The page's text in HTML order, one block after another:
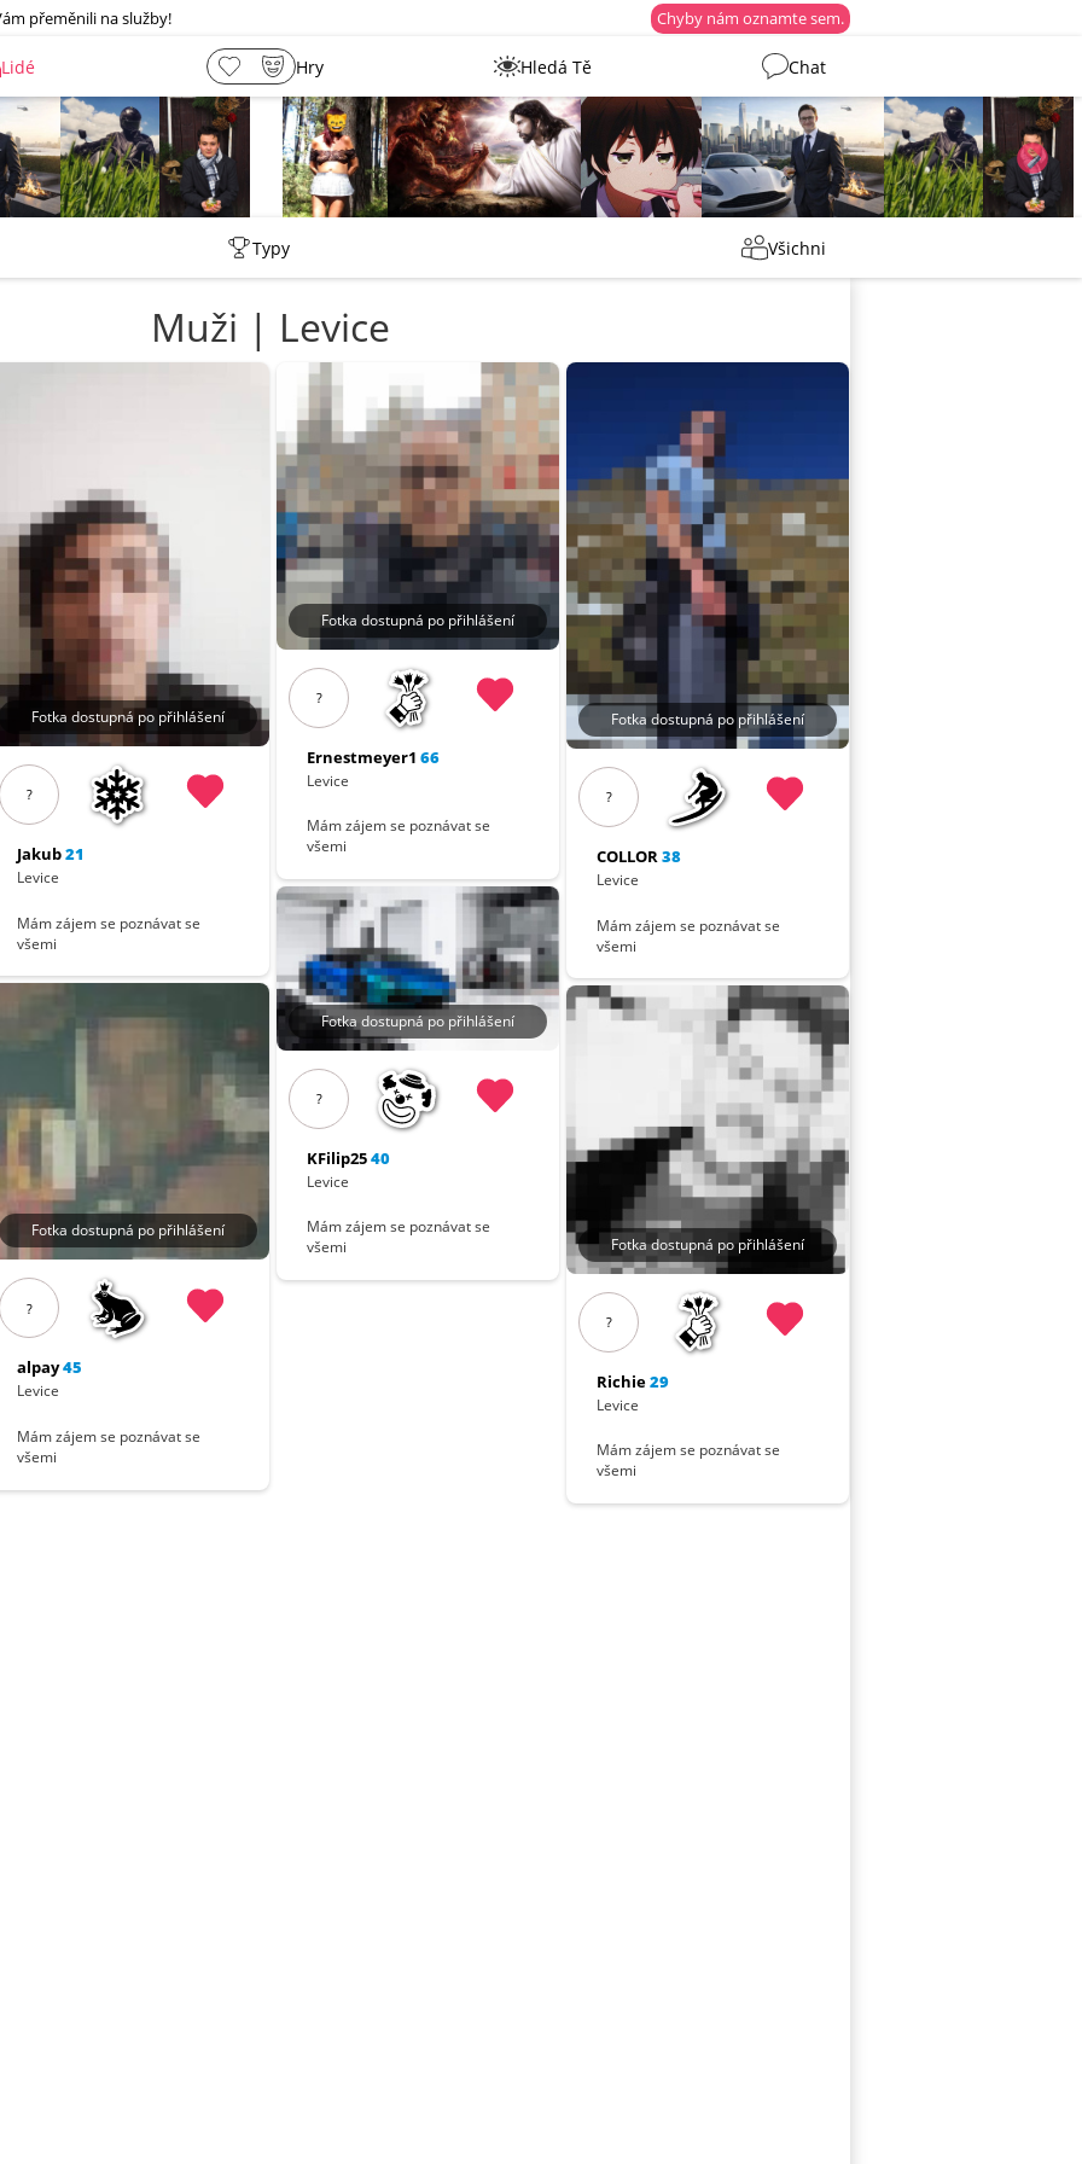
přeměnili na služby! Chyby nám oznamte sem.
Lidé Hry Hledá Tě Chat
Tentakovy
Typy Všichni
Muži | Levice
Fotka dostupná po přihlášení
?
Jakub21
Levice
Mám zájem se poznávat se
všemi
Fotka dostupná po přihlášení
?
alpay45
Levice
Mám zájem se poznávat se
všemi
Fotka dostupná po přihlášení
?
Ernestmeyer1 66
Levice
Mám zájem se poznávat se
všemi
Fotka dostupná po přihlášení
?
KFilip2540
Levice
Mám zájem se poznávat se
všemi
Fotka dostupná po přihlášení
?
COLLOR38
Levice
Mám zájem se poznávat se
všemi
Fotka dostupná po přihlášení
?
Richie29
Levice
Mám zájem se poznávat se
všemi